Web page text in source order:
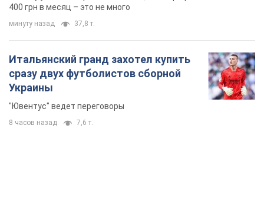
400 грн в месяц – это не много
минуту назад 37,8 т.
Итальянский гранд захотел купить
сразу двух футболистов сборной
Украины
"Ювентус" ведет переговоры
8 часов назад 7,6 т.